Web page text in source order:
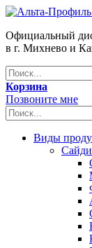
Официальный
в г. Михнево и
Корзина
Позвоните мне
Виды